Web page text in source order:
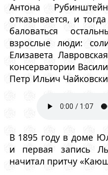
Антона
отказывается, и
баловаться
взрослые люди:
Елизавета
консерватории
Петр Ильич
В 1895 году в доме
и первая запись
начитал притчу